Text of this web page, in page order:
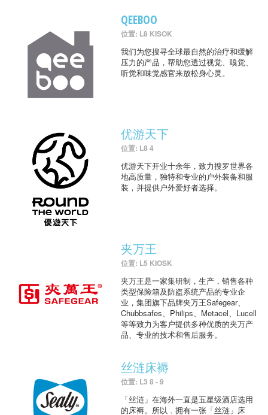
QEEBOO
位置: L8 KISOK
我们为您搜寻全球最自然的治疗和缓解
压力的产品，帮助您透过视觉、嗅觉、
听觉和味觉感官来放松身心灵。
优游天下
位置: L8 4
优游天下开业十余年，致力搜罗世界各
地高质量，独特和专业的户外装备和服
装，并提供户外爱好者选择。
夹万王
位置: L5 KIOSK
夹万王是一家集研制，生产，销售各种
类型保险箱及防盗系统产品的专业企
业，集团旗下品牌夹万王Safegear、
Chubbsafes、Philips、Metacel、Lucell
等等致力为客户提供多种优质的夹万产
品、专业的技术和售后服务。
丝涟床褥
位置: L3 8 - 9
「丝涟」在海外一直是五星级酒店选用
的床褥。所以﹐拥有一张「丝涟」床